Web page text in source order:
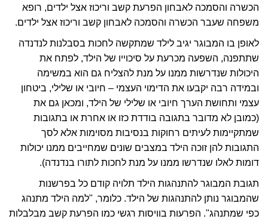
הכשרה והסמכה לאבחון הפרעת קשב וריכוז אצל ילדים, רופא
משפחה שעבר הכשרה והסמכה לאבחון קשב וריכוז אצל ילדים.
לאופן בו המבוגר יגיב לילד שמתקשה לחכות בסבלנות לנדנדה
שתתפנה, השפעה מכרעת על סיכוייו של הילד, לפתח את
היכולות שנדרשות ממנו על מנת להצליח גם הוא במשימה
ובמידה רבה יקבעו את הדימוי העצמי – חיובי או שלילי, ביטחון
עצמי ותחושת הערך חיובי או שלילי של הילד, ומכאן גם את
(כמובן לא מדובר בתגובה בודדת כזו או אחרת או בתגובות
שמתקיימות לעיתים רחוקות בנסיבות מסוימות אלא לסך
התגובות להן זוכה הילד במצבים שונים שמחייבים ממנו יכולות
דומות לאלו שנדרשו ממנו על מנת לחכות לתורו בנדנדה).
תגובת המבוגר להתנהגות הילד תלויה קודם כל בפרשנות
שהמבוגר נותן להתנהגות של הילד. כלומר, "למה הילד מתנהג
כפי שמתנהג". הפרעות בוויסות רגשי כמו הפרעת קשב מבלבלות